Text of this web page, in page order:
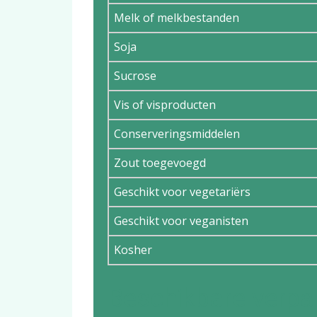
Melk of melkbestanden
Soja
Sucrose
Vis of visproducten
Conserveringsmiddelen
Zout toegevoegd
Geschikt voor vegetariërs
Geschikt voor veganisten
Kosher